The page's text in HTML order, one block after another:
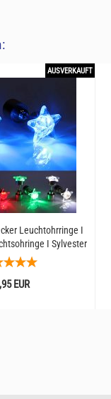
AUSVERKAUFT
Leuchtohrringe I
I Sylvester
EUR